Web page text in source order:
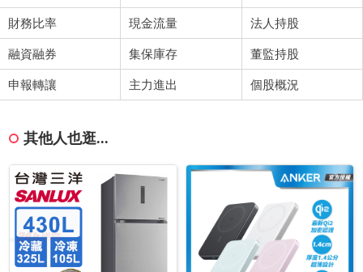
財務比率 現金流量 法人持股
融資融券 集保庫存 董監持股
申報轉讓 主力進出 個股概況
其他人也逛...